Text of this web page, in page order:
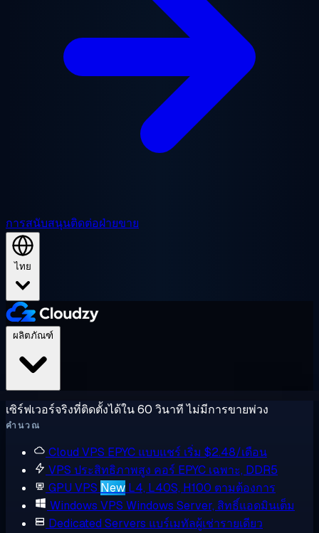
การสนับสนุนติดต่อฝ่ายขาย
ไทย
เซิร์ฟเวอร์จริงที่ติดตั้งได้ใน 60 วินาที ไม่มีการขายพ่วง
คำนวณ
Cloud VPS EPYC แบบแชร์ เริ่ม $2.48/เดือน
VPS ประสิทธิภาพสูง คอร์ EPYC เฉพาะ, DDR5
GPU VPS New L4, L40S, H100 ตามต้องการ
Windows VPS Windows Server, สิทธิ์แอดมินเต็ม
Dedicated Servers แบร์เมทัลผู้เช่ารายเดียว